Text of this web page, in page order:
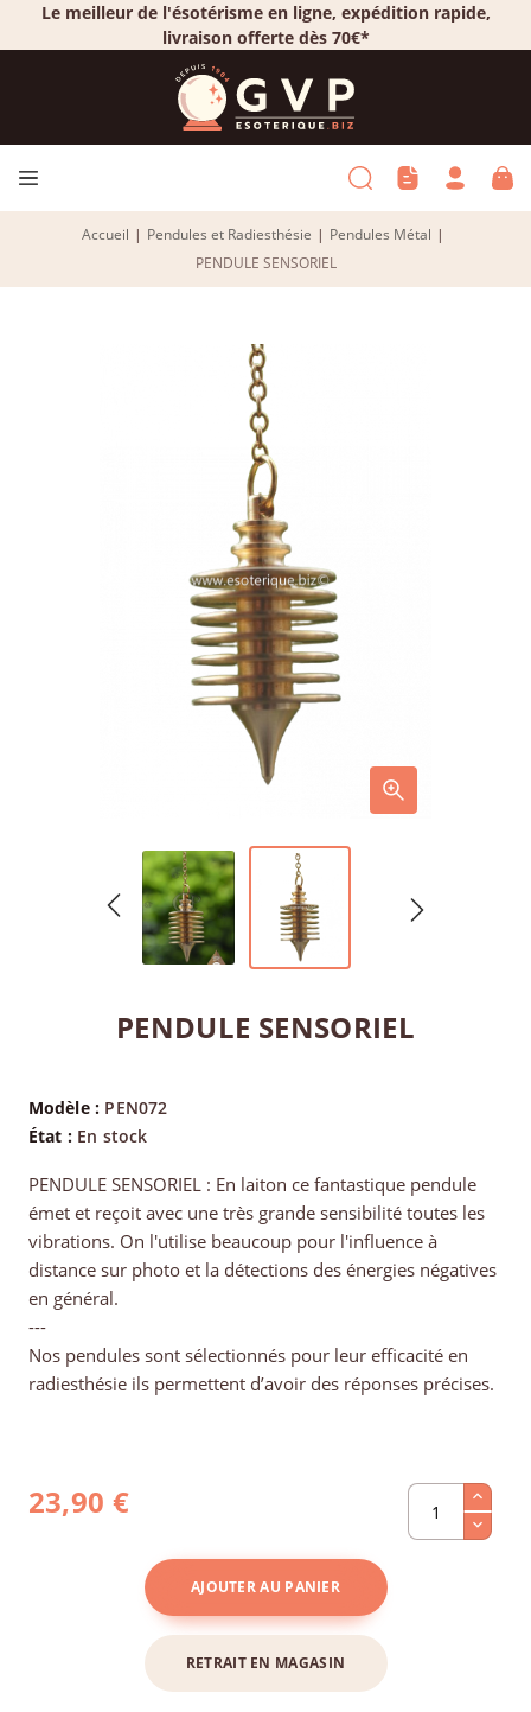
Le meilleur de l'ésotérisme en ligne, expédition rapide,
livraison offerte dès 70€*
Accueil | Pendules et Radiesthésie | Pendules Métal |
PENDULE SENSORIEL
PENDULE SENSORIEL
Modèle : PEN072
État : En stock
PENDULE SENSORIEL : En laiton ce fantastique pendule
émet et reçoit avec une très grande sensibilité toutes les
vibrations. On l'utilise beaucoup pour l'influence à
distance sur photo et la détections des énergies négatives
en général.
---
Nos pendules sont sélectionnés pour leur efficacité en
radiesthésie ils permettent d’avoir des réponses précises.
23,90 €
AJOUTER AU PANIER
RETRAIT EN MAGASIN